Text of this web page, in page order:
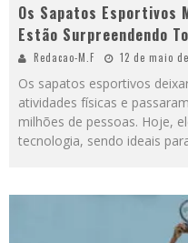
Os Sapatos Esportivos
Estão Surpreendendo
Redacao-M.F 12 de maio
Os sapatos esportivos
atividades físicas e
milhões de pessoas. Hoje,
tecnologia, sendo ideais